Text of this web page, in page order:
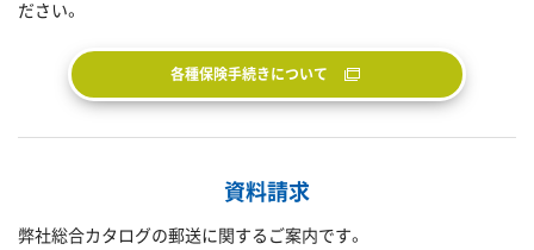
ださい。
各種保険手続きについて
資料請求
弊社総合カタログの郵送に関するご案内です。